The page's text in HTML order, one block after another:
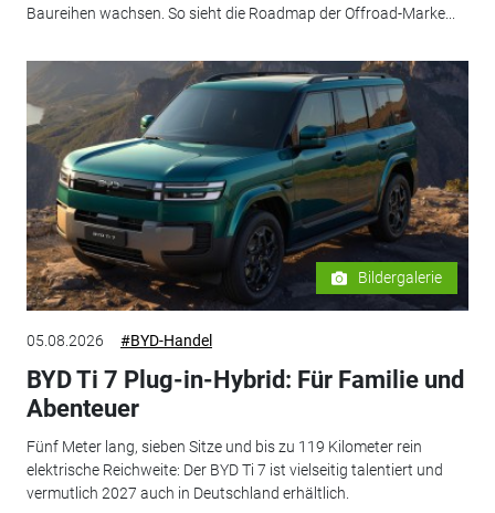
Baureihen wachsen. So sieht die Roadmap der Offroad-Marke...
Bildergalerie
05.08.2026 #BYD-Handel
BYD Ti 7 Plug-in-Hybrid: Für Familie und
Abenteuer
Fünf Meter lang, sieben Sitze und bis zu 119 Kilometer rein
elektrische Reichweite: Der BYD Ti 7 ist vielseitig talentiert und
vermutlich 2027 auch in Deutschland erhältlich.